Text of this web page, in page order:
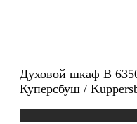
Духовой шкаф B
Куперсбуш /